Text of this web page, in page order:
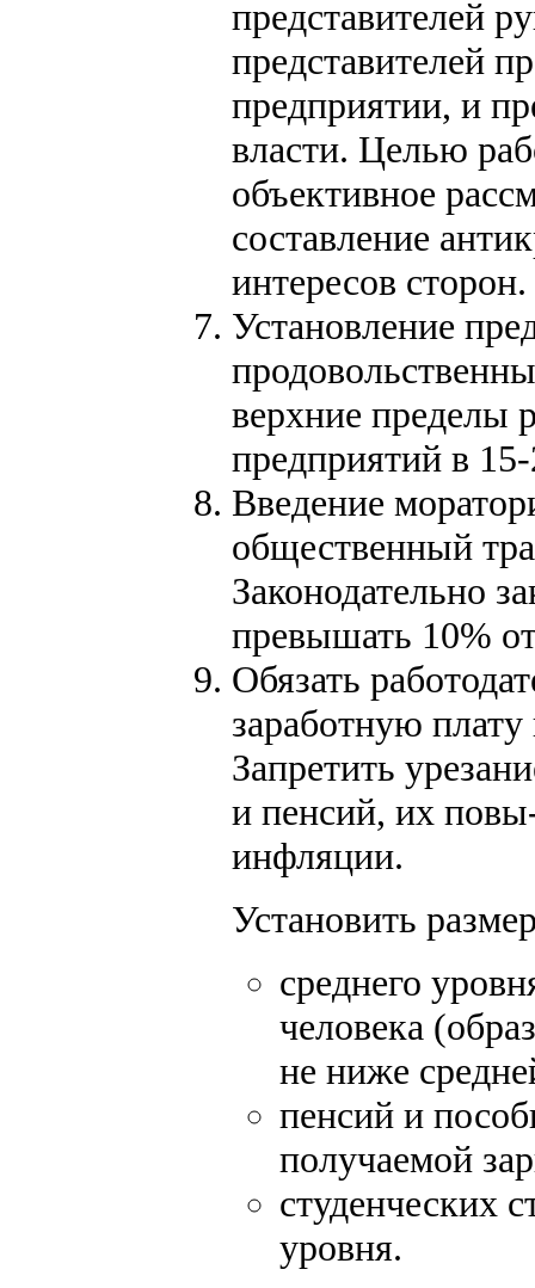
представителей
представителей
предприятии, и
власти. Целью
объективное
составление
интересов сторон.
Установление
верхние пределы
предприятий в
Введение
общественный
Законодательно
превышать 10%
Обязать
заработную
Запретить
и пенсий, их
инфляции.
Установить
среднего
человека
не ниже
пенсий и
получаемой
студенческих
уровня.